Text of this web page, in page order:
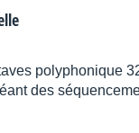
polyphonique
des